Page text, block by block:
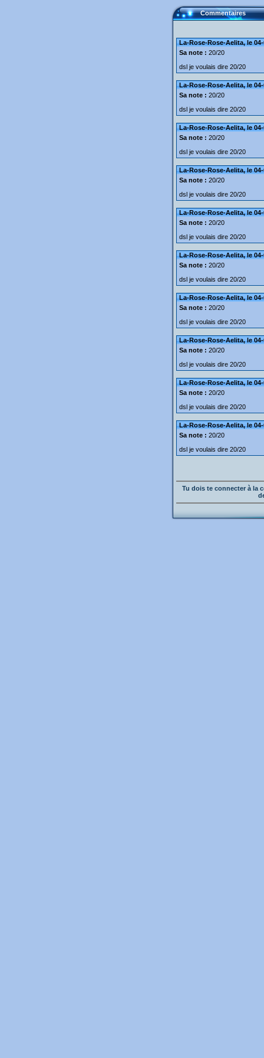
Commentaires
La-Rose-Rose-Aelita, le 04-
Sa note : 20/20
dsl je voulais dire 20/20
La-Rose-Rose-Aelita, le 04-
Sa note : 20/20
dsl je voulais dire 20/20
La-Rose-Rose-Aelita, le 04-
Sa note : 20/20
dsl je voulais dire 20/20
La-Rose-Rose-Aelita, le 04-
Sa note : 20/20
dsl je voulais dire 20/20
La-Rose-Rose-Aelita, le 04-
Sa note : 20/20
dsl je voulais dire 20/20
La-Rose-Rose-Aelita, le 04-
Sa note : 20/20
dsl je voulais dire 20/20
La-Rose-Rose-Aelita, le 04-
Sa note : 20/20
dsl je voulais dire 20/20
La-Rose-Rose-Aelita, le 04-
Sa note : 20/20
dsl je voulais dire 20/20
La-Rose-Rose-Aelita, le 04-
Sa note : 20/20
dsl je voulais dire 20/20
La-Rose-Rose-Aelita, le 04-
Sa note : 20/20
dsl je voulais dire 20/20
Tu dois te connecter à la